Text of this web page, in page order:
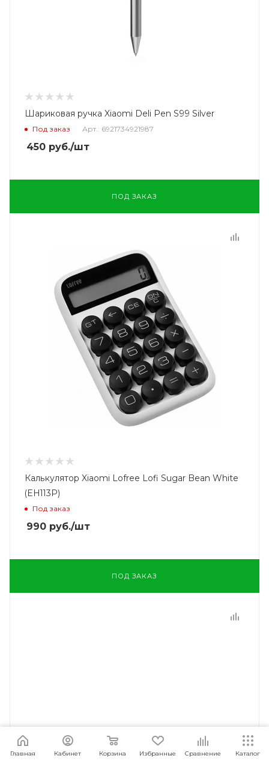
Шариковая ручка Xiaomi Deli Pen S99 Silver
Под заказ Арт.: 6921734921987
450 руб./шт
ПОД ЗАКАЗ
Калькулятор Xiaomi Lofree Lofi Sugar Bean White
(EH113P)
Под заказ
990 руб./шт
ПОД ЗАКАЗ
Главная Кабинет Корзина Избранные Сравнение Каталог